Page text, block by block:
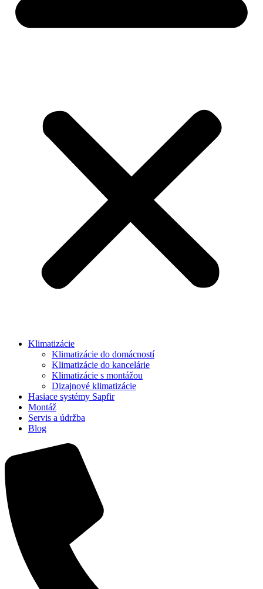
Klimatizácie
Klimatizácie do domácností
Klimatizácie do kancelárie
Klimatizácie s montážou
Dizajnové klimatizácie
Hasiace systémy Sapfir
Montáž
Servis a údržba
Blog